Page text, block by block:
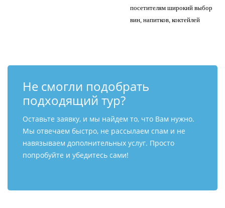
посетителям широкий выбор
вин, напитков, коктейлей
Не смогли подобрать
подходящий тур?
Оставьте заявку, и мы найдем то, что Вам нужно.
Мы отвечаем быстро, не рассылаем спам и не
навязываем дополнительных услуг. Просто
попробуйте и убедитесь сами!